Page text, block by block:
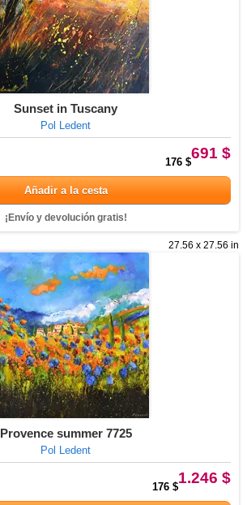
Sunset in Tuscany
Pol Ledent
691 $
176 $
Añadir a la cesta
¡Envío y devolución gratis!
27.56 x 27.56 in
Provence summer 7725
Pol Ledent
1.246 $
176 $